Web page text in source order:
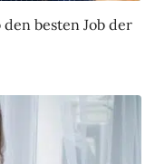
besten Job der